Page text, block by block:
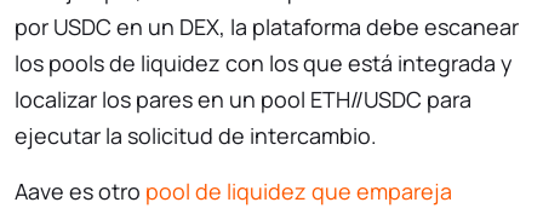
por USDC en un DEX, la plataforma debe escanear
los pools de liquidez con los que está integrada y
localizar los pares en un pool ETH//USDC para
ejecutar la solicitud de intercambio.
Aave es otro pool de liquidez que empareja